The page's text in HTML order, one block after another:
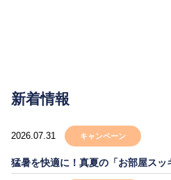
新着情報
2026.07.31 キャンペーン
猛暑を快適に！真夏の「お部屋スッ